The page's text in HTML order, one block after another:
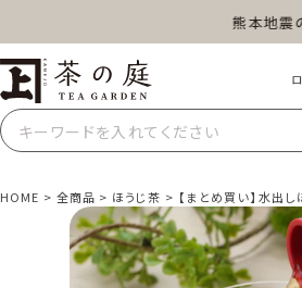
熊本地震の
茶の庭オンラインショ
HOME 全商品 ほうじ茶 【まとめ買い】水出